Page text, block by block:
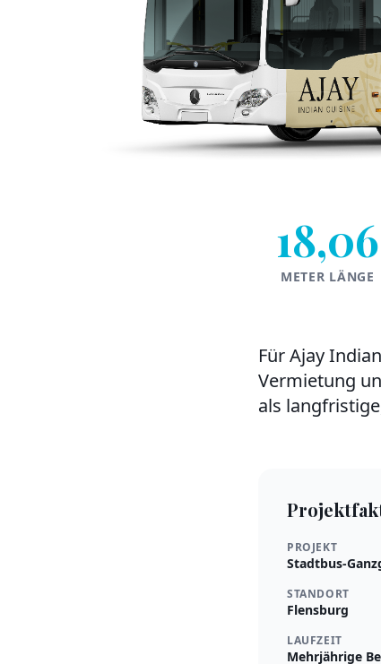
18,06
METER LÄNGE
Für Ajay
Vermietung
als
PROJEKT
Stadtbus-
STANDORT
Flensburg
LAUFZEIT
Mehrjährige